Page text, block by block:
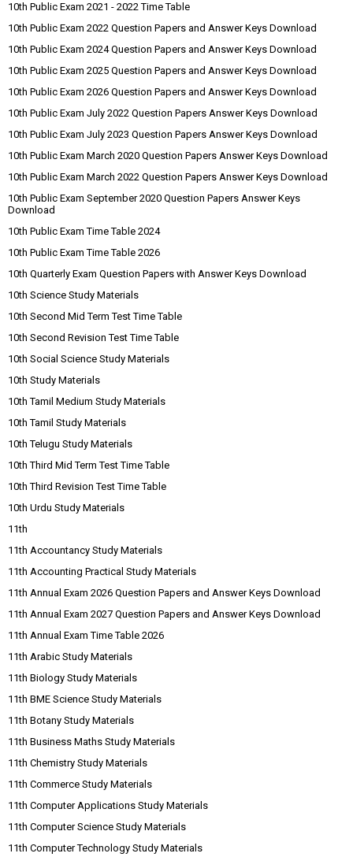
10th Public Exam 2021 - 2022 Time Table
10th Public Exam 2022 Question Papers and Answer Keys Download
10th Public Exam 2024 Question Papers and Answer Keys Download
10th Public Exam 2025 Question Papers and Answer Keys Download
10th Public Exam 2026 Question Papers and Answer Keys Download
10th Public Exam July 2022 Question Papers Answer Keys Download
10th Public Exam July 2023 Question Papers Answer Keys Download
10th Public Exam March 2020 Question Papers Answer Keys Download
10th Public Exam March 2022 Question Papers Answer Keys Download
10th Public Exam September 2020 Question Papers Answer Keys
Download
10th Public Exam Time Table 2024
10th Public Exam Time Table 2026
10th Quarterly Exam Question Papers with Answer Keys Download
10th Science Study Materials
10th Second Mid Term Test Time Table
10th Second Revision Test Time Table
10th Social Science Study Materials
10th Study Materials
10th Tamil Medium Study Materials
10th Tamil Study Materials
10th Telugu Study Materials
10th Third Mid Term Test Time Table
10th Third Revision Test Time Table
10th Urdu Study Materials
11th
11th Accountancy Study Materials
11th Accounting Practical Study Materials
11th Annual Exam 2026 Question Papers and Answer Keys Download
11th Annual Exam 2027 Question Papers and Answer Keys Download
11th Annual Exam Time Table 2026
11th Arabic Study Materials
11th Biology Study Materials
11th BME Science Study Materials
11th Botany Study Materials
11th Business Maths Study Materials
11th Chemistry Study Materials
11th Commerce Study Materials
11th Computer Applications Study Materials
11th Computer Science Study Materials
11th Computer Technology Study Materials